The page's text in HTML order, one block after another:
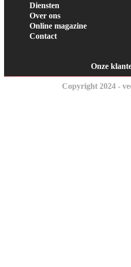
Diensten
Over ons
Online magazine
Contact
Onze
Copyright 2024 -